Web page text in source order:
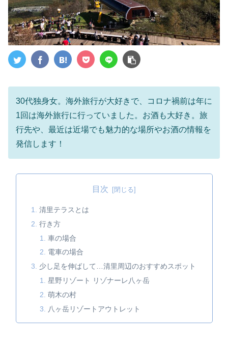
30代独身女。海外旅行が大好きで、コロナ禍前は年に
1回は海外旅行に行っていました。お酒も大好き。旅
行先や、最近は近場でも魅力的な場所やお酒の情報を
発信します！
目次
清里テラスとは
行き方
車の場合
電車の場合
少し足を伸ばして…清里周辺のおすすめスポット
星野リゾート リゾナーレ八ヶ岳
萌木の村
八ヶ岳リゾートアウトレット